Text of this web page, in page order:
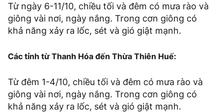
Từ ngày 6-11/10, chiều tối và đêm có mưa rào và
giông vài nơi, ngày nắng. Trong cơn giông có
khả năng xảy ra lốc, sét và gió giật mạnh.
Các tỉnh từ Thanh Hóa đến Thừa Thiên Huế:
Từ đêm 1-4/10, chiều tối và đêm có mưa rào và
giông vài nơi, ngày nắng. Trong cơn giông có
khả năng xảy ra lốc, sét và gió giật mạnh.